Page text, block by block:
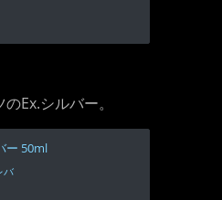
Ex.シルバー。
ー 50ml
バ